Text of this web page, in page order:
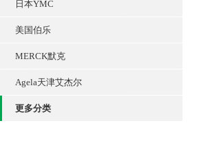
日本YMC
美国伯乐
MERCK默克
Agela天津艾杰尔
更多分类